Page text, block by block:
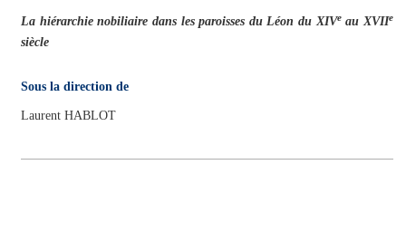
La hiérarchie nobiliaire dans les paroisses du Léon du XIVeau XVIIe
siècle
Sous la direction de
Laurent HABLOT